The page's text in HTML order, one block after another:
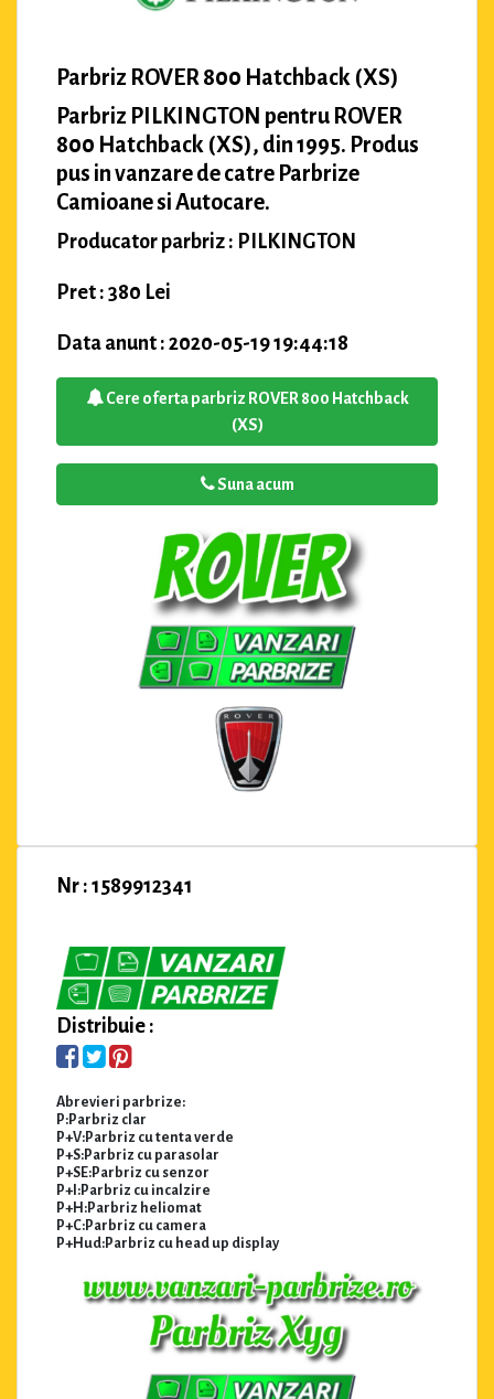
Parbriz ROVER 800 Hatchback (XS)
Parbriz PILKINGTON pentru ROVER
800 Hatchback (XS), din 1995. Produs
pus in vanzare de catre Parbrize
Camioane si Autocare.
Producator parbriz : PILKINGTON
Pret : 380 Lei
Data anunt : 2020-05-19 19:44:18
Cere oferta parbriz ROVER 800 Hatchback
(XS)
Suna acum
Nr : 1589912341
Distribuie :
Abrevieri parbrize:
P:Parbriz clar
P+V:Parbriz cu tenta verde
P+S:Parbriz cu parasolar
P+SE:Parbriz cu senzor
P+I:Parbriz cu incalzire
P+H:Parbriz heliomat
P+C:Parbriz cu camera
P+Hud:Parbriz cu head up display